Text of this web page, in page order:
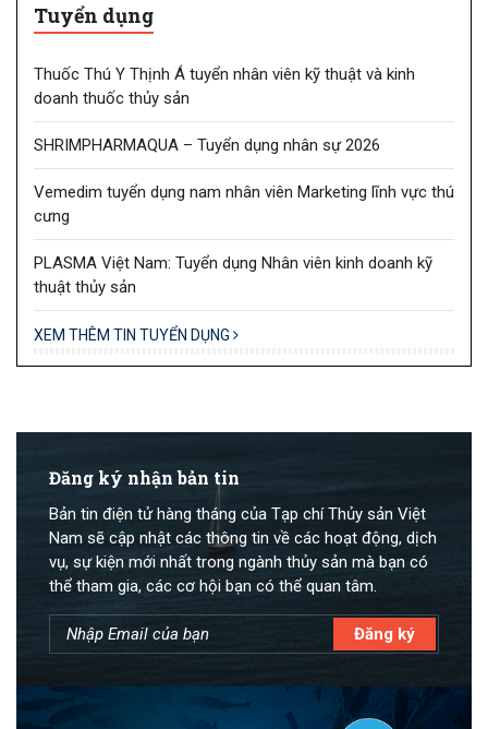
Tuyển dụng
Thuốc Thú Y Thịnh Á tuyển nhân viên kỹ thuật và kinh
doanh thuốc thủy sản
SHRIMPHARMAQUA – Tuyển dụng nhân sự 2026
Vemedim tuyển dụng nam nhân viên Marketing lĩnh vực thú
cưng
PLASMA Việt Nam: Tuyển dụng Nhân viên kinh doanh kỹ
thuật thủy sản
XEM THÊM TIN TUYỂN DỤNG
Đăng ký nhận bản tin
Bản tin điện tử hàng tháng của Tạp chí Thủy sản Việt
Nam sẽ cập nhật các thông tin về các hoạt động, dịch
vụ, sự kiện mới nhất trong ngành thủy sản mà bạn có
thể tham gia, các cơ hội bạn có thể quan tâm.